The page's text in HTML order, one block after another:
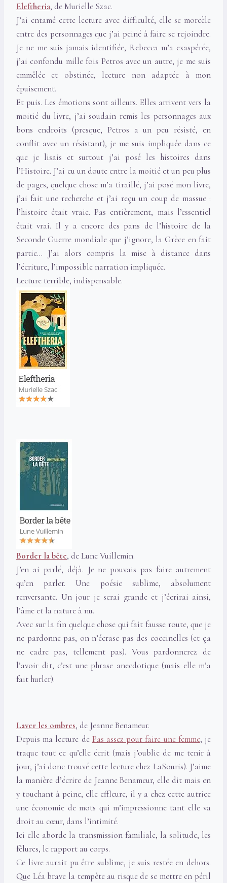
Eleftheria, de Murielle Szac.
J’ai entamé cette lecture avec difficulté, elle se morcèle
entre des personnages que j’ai peiné à faire se rejoindre.
Je ne me suis jamais identifiée, Rebecca m’a exaspérée,
j’ai confondu mille fois Petros avec un autre, je me suis
emmêlée et obstinée, lecture non adaptée à mon
épuisement.
Et puis. Les émotions sont ailleurs. Elles arrivent vers la
moitié du livre, j’ai soudain remis les personnages aux
bons endroits (presque, Petros a un peu résisté, en
conflit avec un résistant), je me suis impliquée dans ce
que je lisais et surtout j’ai posé les histoires dans
l’Histoire. J’ai eu un doute entre la moitié et un peu plus
de pages, quelque chose m’a tiraillé, j’ai posé mon livre,
j’ai fait une recherche et j’ai reçu un coup de massue :
l’histoire était vraie. Pas entièrement, mais l’essentiel
était vrai. Il y a encore des pans de l’histoire de la
Seconde Guerre mondiale que j’ignore, la Grèce en fait
partie… J’ai alors compris la mise à distance dans
l’écriture, l’impossible narration impliquée.
Lecture terrible, indispensable.
Border la bête, de Lune Vuillemin.
J’en ai parlé, déjà. Je ne pouvais pas faire autrement
qu’en parler. Une poésie sublime, absolument
renversante. Un jour je serai grande et j’écrirai ainsi,
l’âme et la nature à nu.
Avec sur la fin quelque chose qui fait fausse route, que je
ne pardonne pas, on n’écrase pas des coccinelles (et ça
ne cadre pas, tellement pas). Vous pardonnerez de
l’avoir dit, c’est une phrase anecdotique (mais elle m’a
fait hurler).
Laver les ombres, de Jeanne Benameur.
Depuis ma lecture de Pas assez pour faire une femme, je
traque tout ce qu’elle écrit (mais j’oublie de me tenir à
jour, j’ai donc trouvé cette lecture chez LaSouris). J’aime
la manière d’écrire de Jeanne Benameur, elle dit mais en
y touchant à peine, elle effleure, il y a chez cette autrice
une économie de mots qui m’impressionne tant elle va
droit au cœur, dans l’intimité.
Ici elle aborde la transmission familiale, la solitude, les
fêlures, le rapport au corps.
Ce livre aurait pu être sublime, je suis restée en dehors.
Que Léa brave la tempête au risque de se mettre en péril